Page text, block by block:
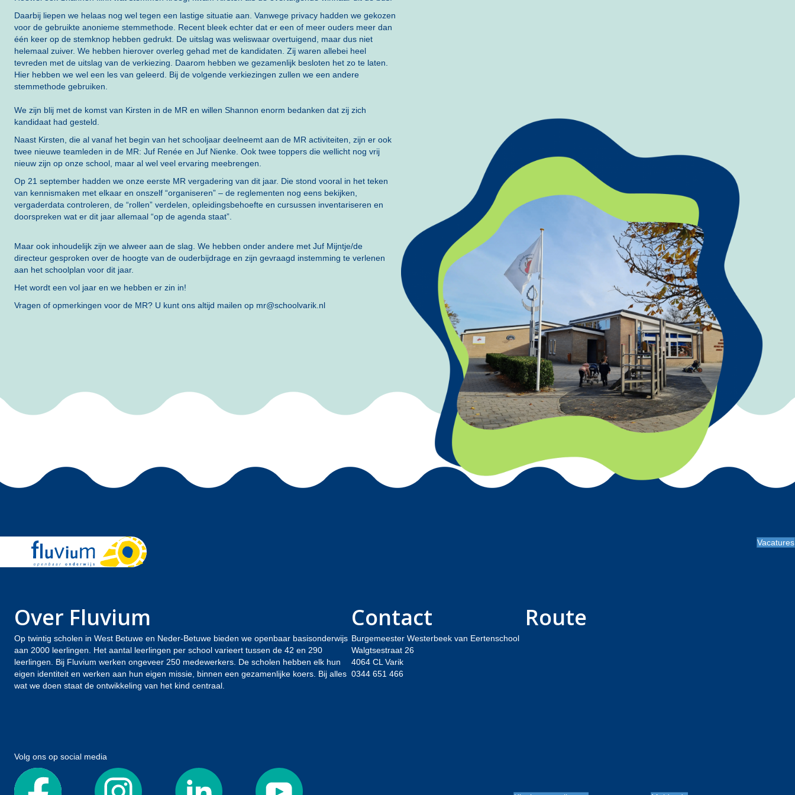
Daarbij liepen we helaas nog wel tegen een lastige situatie aan. Vanwege privacy hadden we gekozen
voor de gebruikte anonieme stemmethode. Recent bleek echter dat er een of meer ouders meer dan
één keer op de stemknop hebben gedrukt. De uitslag was weliswaar overtuigend, maar dus niet
helemaal zuiver. We hebben hierover overleg gehad met de kandidaten. Zij waren allebei heel
tevreden met de uitslag van de verkiezing. Daarom hebben we gezamenlijk besloten het zo te laten.
Hier hebben we wel een les van geleerd. Bij de volgende verkiezingen zullen we een andere
stemmethode gebruiken.
We zijn blij met de komst van Kirsten in de MR en willen Shannon enorm bedanken dat zij zich
kandidaat had gesteld.
Naast Kirsten, die al vanaf het begin van het schooljaar deelneemt aan de MR activiteiten, zijn er ook
twee nieuwe teamleden in de MR: Juf Renée en Juf Nienke. Ook twee toppers die wellicht nog vrij
nieuw zijn op onze school, maar al wel veel ervaring meebrengen.
Op 21 september hadden we onze eerste MR vergadering van dit jaar. Die stond vooral in het teken
van kennismaken met elkaar en onszelf “organiseren” – de reglementen nog eens bekijken,
vergaderdata controleren, de “rollen” verdelen, opleidingsbehoefte en cursussen inventariseren en
doorspreken wat er dit jaar allemaal “op de agenda staat”.
Maar ook inhoudelijk zijn we alweer aan de slag. We hebben onder andere met Juf Mijntje/de
directeur gesproken over de hoogte van de ouderbijdrage en zijn gevraagd instemming te verlenen
aan het schoolplan voor dit jaar.
Het wordt een vol jaar en we hebben er zin in!
Vragen of opmerkingen voor de MR? U kunt ons altijd mailen op mr@schoolvarik.nl
Vacatures
Over Fluvium
Op twintig scholen in West Betuwe en Neder-Betuwe bieden we openbaar basisonderwijs
aan 2000 leerlingen. Het aantal leerlingen per school varieert tussen de 42 en 290
leerlingen. Bij Fluvium werken ongeveer 250 medewerkers. De scholen hebben elk hun
eigen identiteit en werken aan hun eigen missie, binnen een gezamenlijke koers. Bij alles
wat we doen staat de ontwikkeling van het kind centraal.
Contact
Burgemeester Westerbeek van Eertenschool
Walgtsestraat 26
4064 CL Varik
0344 651 466
Route
Volg ons op social media